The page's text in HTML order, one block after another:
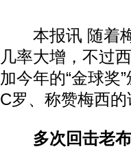
本报讯 随着梅
几率大增，不过
加今年的“金球奖
C罗、称赞梅西的
多次回击老布